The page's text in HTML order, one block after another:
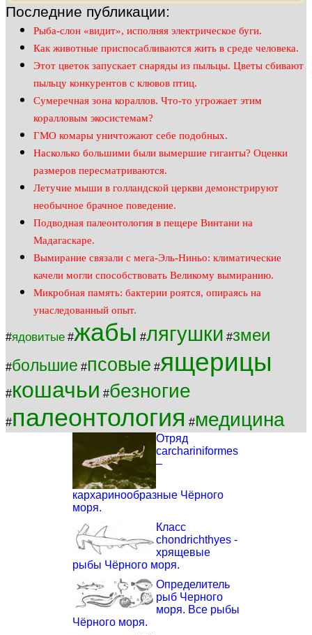
Последние публикации:
Рыба-слон «видит», исполняя электрическое буги.
Как животные приспосабливаются жить в среде человека.
Этот цветок запускает снаряды из пыльцы. Цветы сбивают
пыльцу конкурентов с клювов птиц.
Сумеречная зона кораллов. Что-то угрожает этим
коралловым экосистемам?
ГМО комары уничтожают себе подобных.
Насколько большими были вымершие гиганты? Оценки
размеров пересматриваются.
Летучие мыши в голландской церкви демонстрируют
необычное брачное поведение.
Подводная палеонтология в пещере Винтани на
Мадагаскаре.
Вымирание связали с мега-Эль-Ниньо: климатические
качели могли способствовать Великому вымиранию.
Микробная память: бактерии роятся, опираясь на
унаследованный опыт.
#ядовитые #жабы #лягушки #змеи
#большие #псовые #ящерицы
#кошачьи #безногие
#палеонтология #медицина
Отряд
carchariniformes
–
кархаринообразные Чёрного
моря.
Класс
chondrichthyes -
хрящевые
рыбы Чёрного моря.
Определитель
рыб Черного
моря. Все рыбы
Чёрного моря.